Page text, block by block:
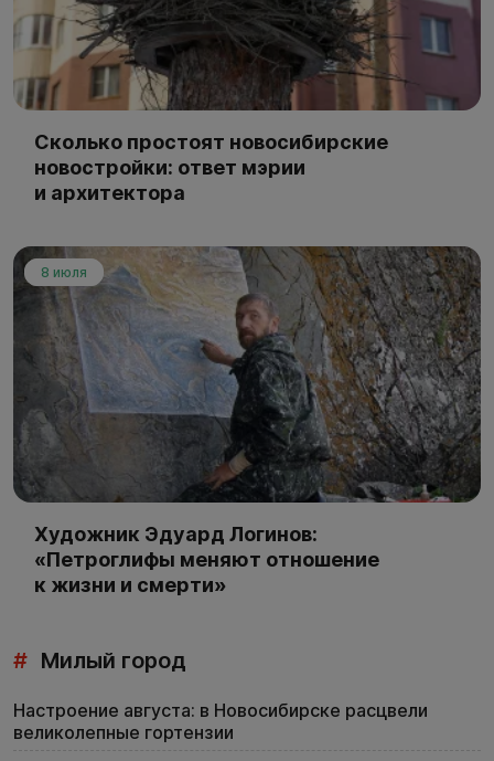
Сколько простоят новосибирские
новостройки: ответ мэрии
и архитектора
8 июля
Художник Эдуард Логинов:
«Петроглифы меняют отношение
к жизни и смерти»
# Милый город
Настроение августа: в Новосибирске расцвели
великолепные гортензии